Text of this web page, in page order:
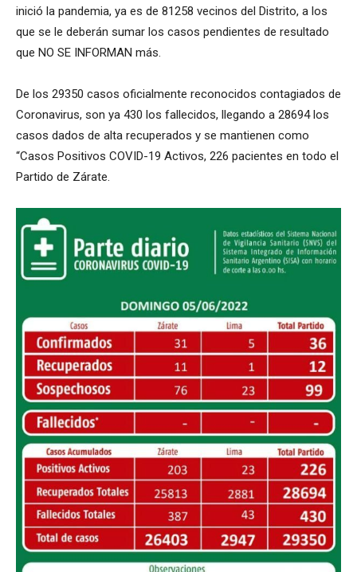
inició la pandemia, ya es de 81258 vecinos del Distrito, a los
que se le deberán sumar los casos pendientes de resultado
que NO SE INFORMAN más.
De los 29350 casos oficialmente reconocidos contagiados de
Coronavirus, son ya 430 los fallecidos, llegando a 28694 los
casos dados de alta recuperados y se mantienen como
“Casos Positivos COVID-19 Activos, 226 pacientes en todo el
Partido de Zárate.